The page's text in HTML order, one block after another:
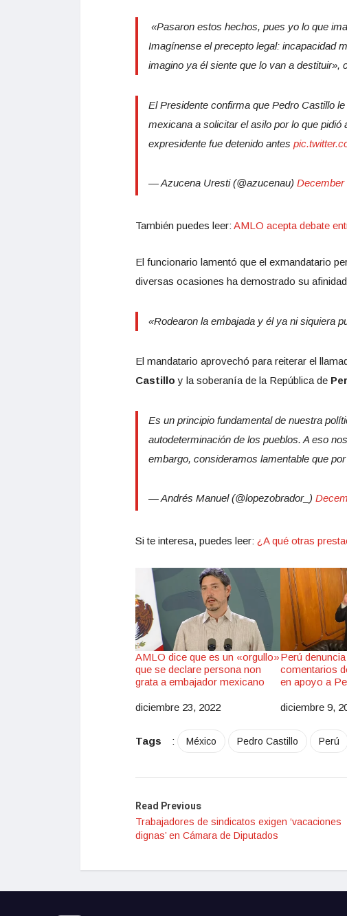
«Pasaron estos hechos, pues yo lo que
Imagínense el precepto legal: incapacidad
imagino ya él siente que lo van a destituir»,
El Presidente confirma que Pedro Castillo
mexicana a solicitar el asilo por lo que
expresidente fue detenido antes
— Azucena Uresti (@azucenau) December
También puedes leer:AMLO acepta debate
El funcionario lamentó que el exmandatario
diversas ocasiones ha demostrado su
«Rodearon la embajada y él ya ni siquiera
El mandatario aprovechó para reiterar el
Castillo y la soberanía de la República de
Es un principio fundamental de nuestra
autodeterminación de los pueblos. A eso
embargo, consideramos lamentable que
— Andrés Manuel (@lopezobrador_)
Si te interesa, puedes leer: ¿A qué otras
AMLO dice que es un «orgullo»
que se declare persona non
grata a embajador mexicano
Fecha
diciembre 23, 2022
Perú denuncia
comentarios
en apoyo a
Fecha
diciembre 9,
Tags : México Pedro Castillo Perú
Read Previous
Trabajadores de sindicatos exigen ‘vacaciones
dignas’ en Cámara de Diputados